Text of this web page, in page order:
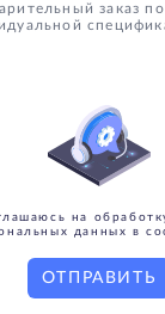
на
данных в
ОТПРАВИТЬ